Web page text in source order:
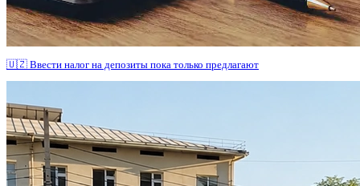
🇺🇿 Ввести налог на депозиты пока только предлагают